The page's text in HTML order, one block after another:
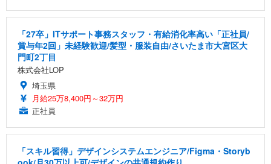
「27卒」ITサポート事務スタッフ・有給消化率高い「正社員/
賞与年2回」未経験歓迎/髪型・服装自由/さいたま市大宮区大
門町2丁目
株式会社LOP
埼玉県
月給25万8,400円～32万円
正社員
「スキル習得」デザインシステムエンジニア/Figma・Storyb